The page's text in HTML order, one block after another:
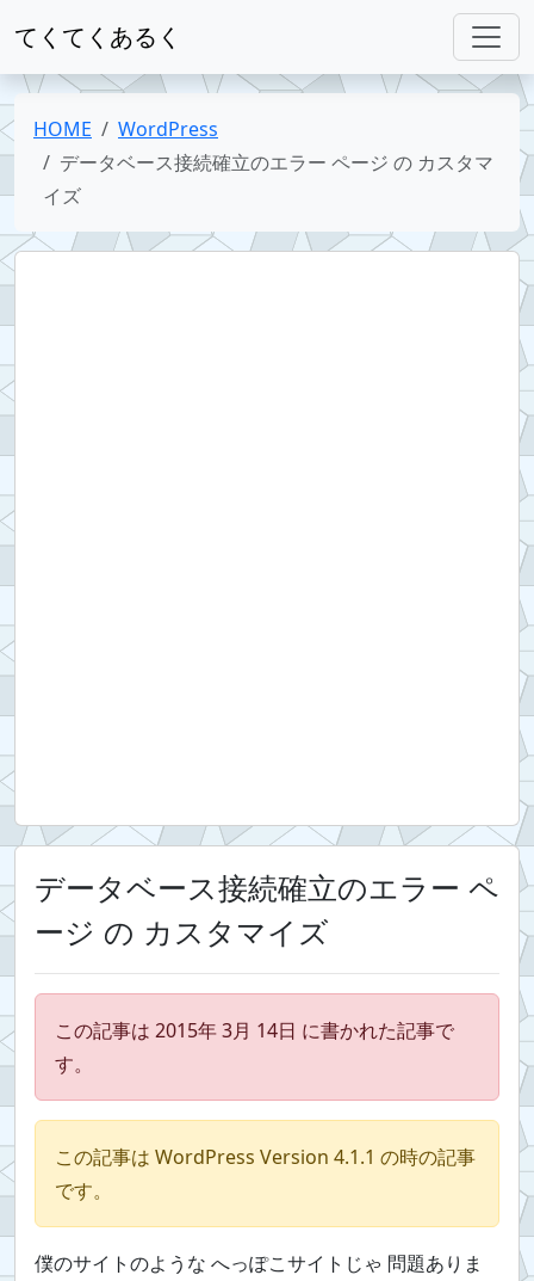
てくてくあるく
HOME
WordPress
データベース接続確立のエラー ページ の カスタマ
イズ
データベース接続確立のエラー ペ
ージ の カスタマイズ
この記事は 2015年 3月 14日 に書かれた記事で
す。
この記事は WordPress Version 4.1.1 の時の記事
です。
僕のサイトのような へっぽこサイトじゃ 問題ありま